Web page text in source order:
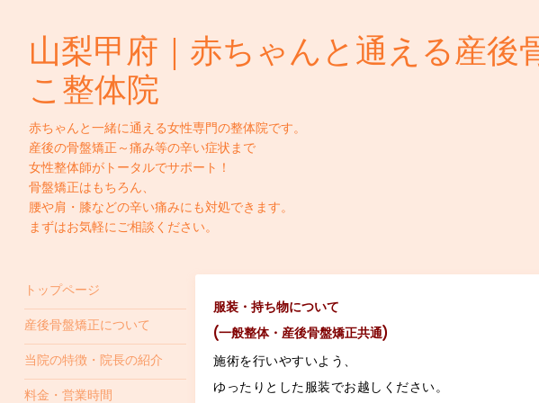
山梨甲府｜赤ちゃんと通える産後
こ整体院
赤ちゃんと一緒に通える女性専門の整体院です。
産後の骨盤矯正～痛み等の辛い症状まで
女性整体師がトータルでサポート！
骨盤矯正はもちろん、
腰や肩・膝などの辛い痛みにも対処できます。
まずはお気軽にご相談ください。
服装・持ち物について
(一般整体・産後骨盤矯正共通)
施術を行いやすいよう、
ゆったりとした服装でお越しください。
トップページ
産後骨盤矯正について
当院の特徴・院長の紹介
料金・営業時間